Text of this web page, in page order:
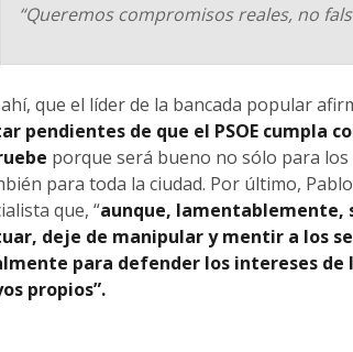
“Queremos compromisos reales, no
que el líder de la bancada popular
pendientes de que el PSOE cumpla
porque será bueno no sólo para los
para toda la ciudad. Por último,
que, “aunque, lamentablemente,
deje de manipular y mentir a los
para defender los intereses de
propios”.